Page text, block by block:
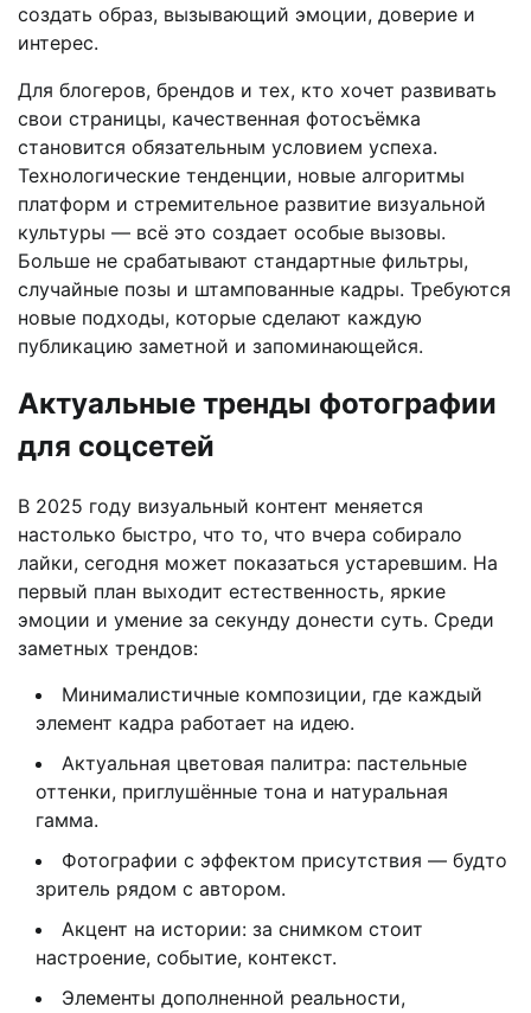
создать образ, вызывающий эмоции, доверие и
интерес.
Для блогеров, брендов и тех, кто хочет развивать
свои страницы, качественная фотосъёмка
становится обязательным условием успеха.
Технологические тенденции, новые алгоритмы
платформ и стремительное развитие визуальной
культуры — всё это создает особые вызовы.
Больше не срабатывают стандартные фильтры,
случайные позы и штампованные кадры. Требуются
новые подходы, которые сделают каждую
публикацию заметной и запоминающейся.
Актуальные тренды фотографии
для соцсетей
В 2025 году визуальный контент меняется
настолько быстро, что то, что вчера собирало
лайки, сегодня может показаться устаревшим. На
первый план выходит естественность, яркие
эмоции и умение за секунду донести суть. Среди
заметных трендов:
Минималистичные композиции, где каждый
элемент кадра работает на идею.
Актуальная цветовая палитра: пастельные
оттенки, приглушённые тона и натуральная
гамма.
Фотографии с эффектом присутствия — будто
зритель рядом с автором.
Акцент на истории: за снимком стоит
настроение, событие, контекст.
Элементы дополненной реальности,